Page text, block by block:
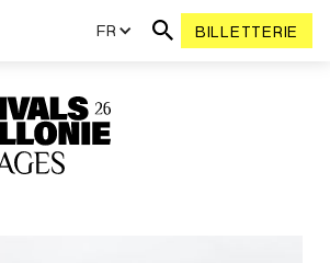
FR BILLETTERIE